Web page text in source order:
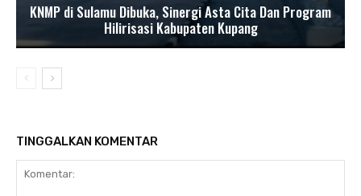
KNMP di Sulamu Dibuka, Sinergi Asta Cita Dan Program
Hilirisasi Kabupaten Kupang
TINGGALKAN KOMENTAR